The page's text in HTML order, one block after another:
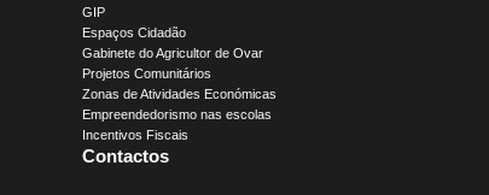
GIP
Espaços Cidadão
Gabinete do Agricultor de Ovar
Projetos Comunitários
Zonas de Atividades Económicas
Empreendedorismo nas escolas
Incentivos Fiscais
Contactos